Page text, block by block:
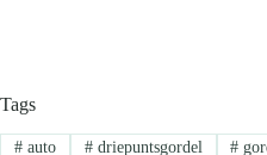
Tags
#auto #driepuntsgordel #